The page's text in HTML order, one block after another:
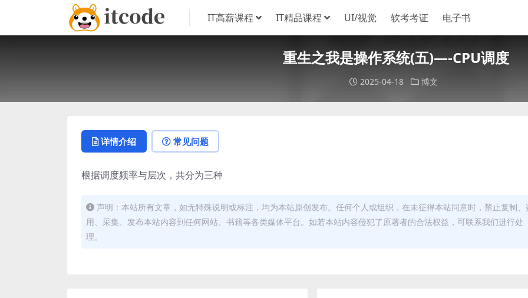
IT高薪课程 IT精品课程 UI/视觉 软考考证 电子书
重生之我是操作系统(五)—-CPU调度
2025-04-18 博文
详情介绍 常见问题
根据调度频率与层次，共分为三种
声明：本站所有文章，如无特殊说明或标注，均为本站原创发布。任何个人或组织，在未征得本站同意时，禁止复制、
用、采集、发布本站内容到任何网站、书籍等各类媒体平台。如若本站内容侵犯了原著者的合法权益，可联系我们进行处
理。